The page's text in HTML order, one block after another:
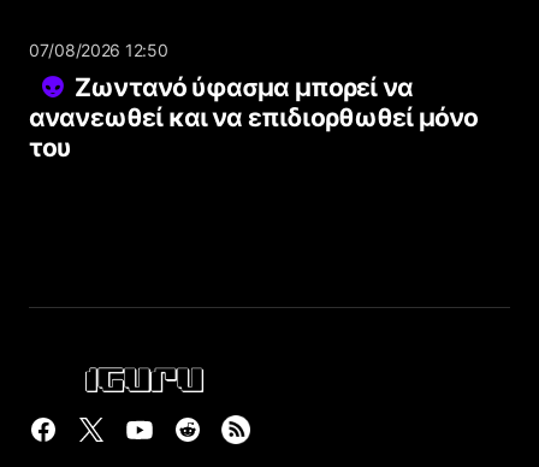
07/08/2026 12:50
Ζωντανό ύφασμα μπορεί να
ανανεωθεί και να επιδιορθωθεί μόνο
του